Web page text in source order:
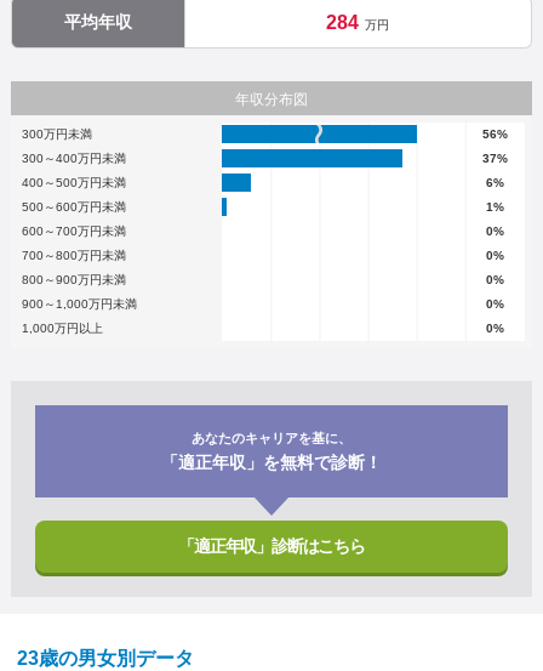
平均年収 284 万円
年収分布図
300万円未満
56%
300～400万円未満
37%
400～500万円未満
6%
500～600万円未満
1%
600～700万円未満
0%
700～800万円未満
0%
800～900万円未満
0%
900～1,000万円未満
0%
1,000万円以上
0%
あなたのキャリアを基に、
「適正年収」を無料で診断！
「適正年収」診断はこちら
23歳の男女別データ